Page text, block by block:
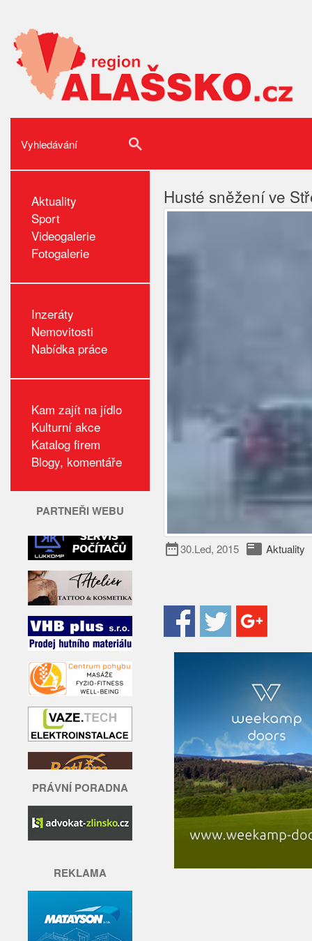
Aktuality
Sport
Videogalerie
Fotogalerie
Inzeráty
Nemovitosti
Nabídka práce
Kam zajít na jídlo
Kulturní akce
Katalog firem
Blogy, komentáře
PARTNEŘI WEBU
PRÁVNÍ PORADNA
REKLAMA
Husté sněžení ve
date_range30.Led, 2015 featured_play_list Aktuality